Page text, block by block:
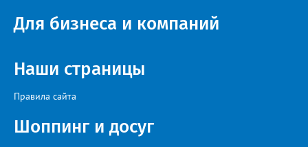
идейный вдохновитель, организатор фестиваля, эстрадный
певец, победитель главного патриотического конкурса страны
искусства «Золотая лира», участник телевизионных проектов
на Первом канале, обладатель звания «Голос страны» Алексей
Для бизнеса и компаний
Наши страницы
Правила сайта
Шоппинг и досуг